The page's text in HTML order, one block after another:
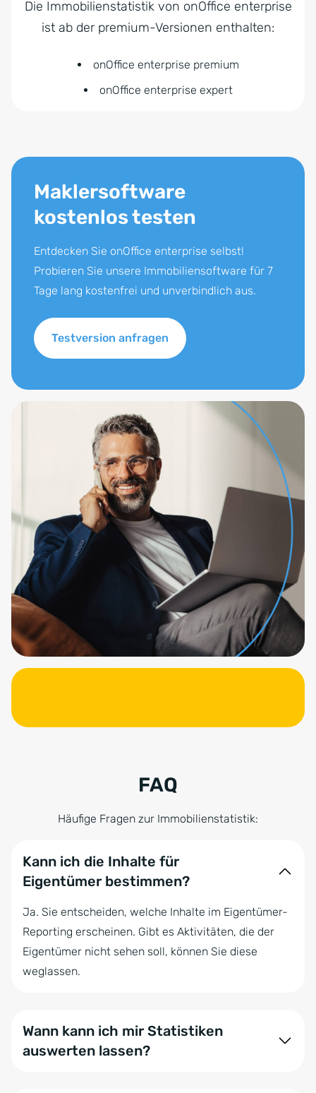
Die Immobilienstatistik von onOffice enterprise
ist ab der premium-Versionen enthalten:
onOffice enterprise premium
onOffice enterprise expert
Maklersoftware
kostenlos testen
Entdecken Sie onOffice enterprise selbst!
Probieren Sie unsere Immobiliensoftware für 7
Tage lang kostenfrei und unverbindlich aus.
Testversion anfragen
FAQ
Häufige Fragen zur Immobilienstatistik:
Kann ich die Inhalte für
Eigentümer bestimmen?
Ja. Sie entscheiden, welche Inhalte im Eigentümer-
Reporting erscheinen. Gibt es Aktivitäten, die der
Eigentümer nicht sehen soll, können Sie diese
weglassen.
Wann kann ich mir Statistiken
auswerten lassen?